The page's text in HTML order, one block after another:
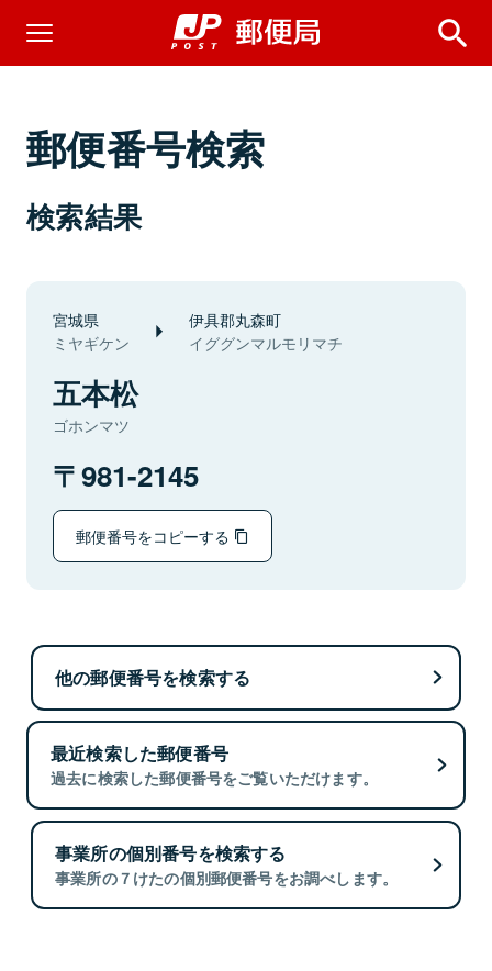
郵便番号検索
検索結果
宮城県
ミヤギケン
伊具郡丸森町
イググンマルモリマチ
五本松
ゴホンマツ
981-2145
郵便番号をコピーする
他の郵便番号を検索する
最近検索した郵便番号
過去に検索した郵便番号をご覧いただけます。
事業所の個別番号を検索する
事業所の７けたの個別郵便番号をお調べします。